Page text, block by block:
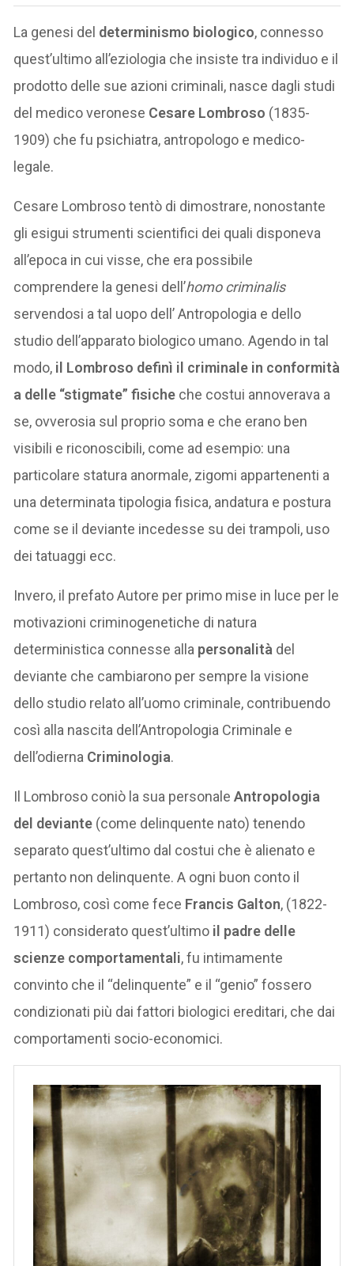
La genesi del determinismo biologico, connesso
quest’ultimo all’eziologia che insiste tra individuo e il
prodotto delle sue azioni criminali, nasce dagli studi
del medico veronese Cesare Lombroso (1835-
1909) che fu psichiatra, antropologo e medico-
legale.
Cesare Lombroso tentò di dimostrare, nonostante
gli esigui strumenti scientifici dei quali disponeva
all’epoca in cui visse, che era possibile
comprendere la genesi dell’homo criminalis
servendosi a tal uopo dell’ Antropologia e dello
studio dell’apparato biologico umano. Agendo in tal
modo, il Lombroso definì il criminale in conformità
a delle “stigmate” fisiche che costui annoverava a
se, ovverosia sul proprio soma e che erano ben
visibili e riconoscibili, come ad esempio: una
particolare statura anormale, zigomi appartenenti a
una determinata tipologia fisica, andatura e postura
come se il deviante incedesse su dei trampoli, uso
dei tatuaggi ecc.
Invero, il prefato Autore per primo mise in luce per le
motivazioni criminogenetiche di natura
deterministica connesse alla personalità del
deviante che cambiarono per sempre la visione
dello studio relato all’uomo criminale, contribuendo
così alla nascita dell’Antropologia Criminale e
dell’odierna Criminologia.
Il Lombroso coniò la sua personaleAntropologia
del deviante (come delinquente nato) tenendo
separato quest’ultimo dal costui che è alienato e
pertanto non delinquente. A ogni buon conto il
Lombroso, così come fece Francis Galton, (1822-
1911) considerato quest’ultimo il padre delle
scienze comportamentali, fu intimamente
convinto che il “delinquente” e il “genio” fossero
condizionati più dai fattori biologici ereditari, che dai
comportamenti socio-economici.